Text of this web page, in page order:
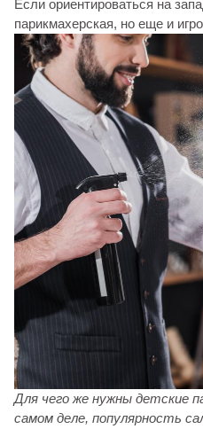
Если ориентироваться на
парикмахерская, но еще и
Для чего же нужны детские
самом деле, популярность